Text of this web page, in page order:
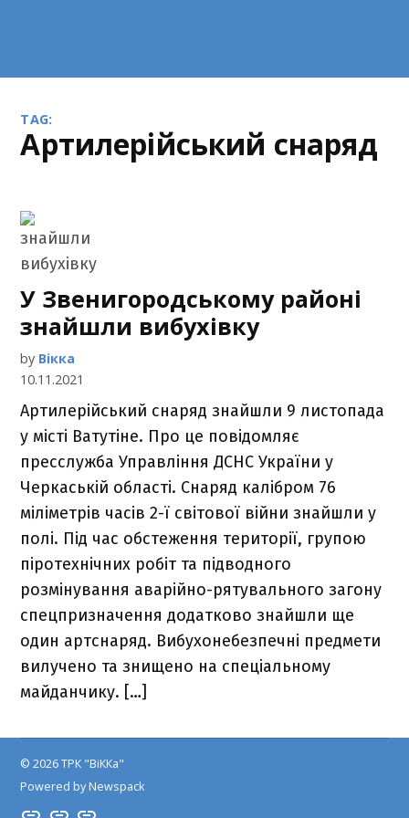
TAG:
Артилерійський снаряд
У Звенигородському районі
знайшли вибухівку
by Вікка
10.11.2021
Артилерійський снаряд знайшли 9 листопада
у місті Ватутіне. Про це повідомляє
пресслужба Управління ДСНС України у
Черкаській області. Снаряд калібром 76
міліметрів часів 2-ї світової війни знайшли у
полі. Під час обстеження території, групою
піротехнічних робіт та підводного
розмінування аварійно-рятувального загону
спецпризначення додатково знайшли ще
один артснаряд. Вибухонебезпечні предмети
вилучено та знищено на спеціальному
майданчику. […]
© 2026 ТРК "ВіККа"
Powered by Newspack
Insta
YouTube
FB